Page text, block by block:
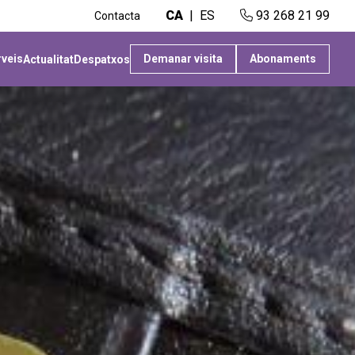
Contacta CA ES 93 268 21 99
ActualitatDespatxos Demanar visita Abonaments